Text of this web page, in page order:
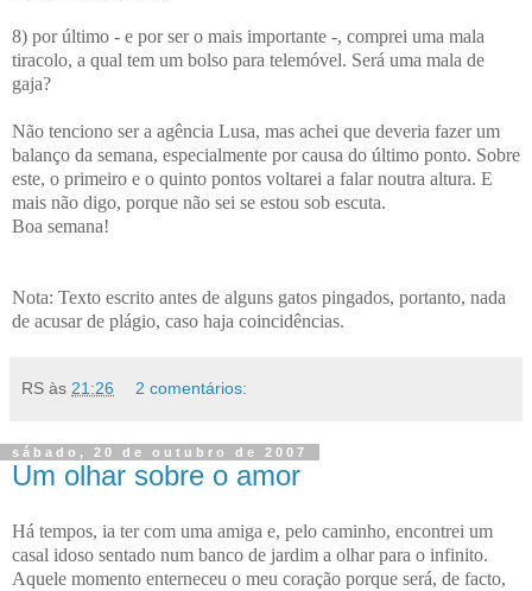
8) por último - e por ser o mais importante -, comprei uma mala
tiracolo, a qual tem um bolso para telemóvel. Será uma mala de
gaja?
Não tenciono ser a agência Lusa, mas achei que deveria fazer um
balanço da semana, especialmente por causa do último ponto. Sobre
este, o primeiro e o quinto pontos voltarei a falar noutra altura. E
mais não digo, porque não sei se estou sob escuta.
Boa semana!
Nota: Texto escrito antes de alguns gatos pingados, portanto, nada
de acusar de plágio, caso haja coincidências.
RS às 21:26 2 comentários:
sábado, 20 de outubro de 2007
Um olhar sobre o amor
Há tempos, ia ter com uma amiga e, pelo caminho, encontrei um
casal idoso sentado num banco de jardim a olhar para o infinito.
Aquele momento enterneceu o meu coração porque será, de facto,